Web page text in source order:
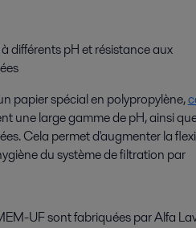
différents pH et résistance aux
papier spécial en polypropylène,
une large gamme de pH, ainsi
Cela permet d'augmenter la
du système de filtration par
UF sont fabriquées par Alfa